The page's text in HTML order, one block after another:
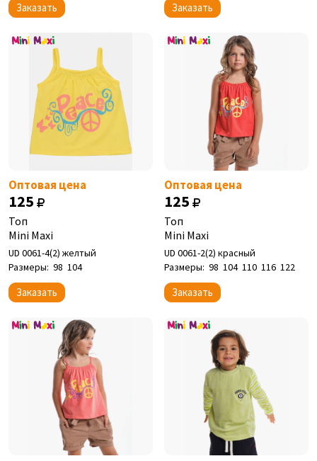
Заказать Заказать
Оптовая цена
125
Топ
Mini Maxi
UD 0061-4(2) желтый
Размеры: 98 104
Заказать
Оптовая цена
125
Топ
Mini Maxi
UD 0061-2(2) красный
Размеры: 98 104 110 116 122
Заказать